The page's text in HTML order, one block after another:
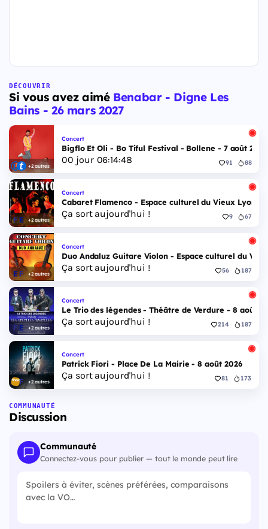
DÉCOUVRIR
Si vous avez aimé Benabar - Digne Les
Bains - 26 mars 2027
+2 autres
Concert
Bigflo Et Oli - Bo Tiful Festival - Bollene - 7 août 2026
00 jour 06:14:47 91 88
+2 autres
Concert
Cabaret Flamenco - Espace culturel du Vieux Lyon -
Ça sort aujourd'hui ! 9 67
+2 autres
Concert
Duo Andaluz Guitare Violon - Espace culturel du
Ça sort aujourd'hui ! 56 187
+2 autres
Concert
Le Trio des légendes - Théâtre de Verdure - 8 août
Ça sort aujourd'hui ! 214 187
+2 autres
Concert
Patrick Fiori - Place De La Mairie - 8 août 2026
Ça sort aujourd'hui ! 81 173
COMMUNAUTÉ
Discussion
Communauté
Connectez-vous pour publier — tout le monde peut lire